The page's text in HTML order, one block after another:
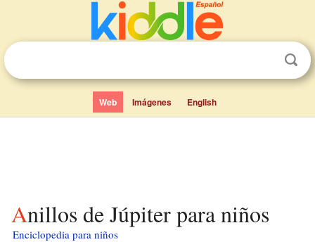
Web Imágenes English
Anillos de Júpiter para niños
Enciclopedia para niños